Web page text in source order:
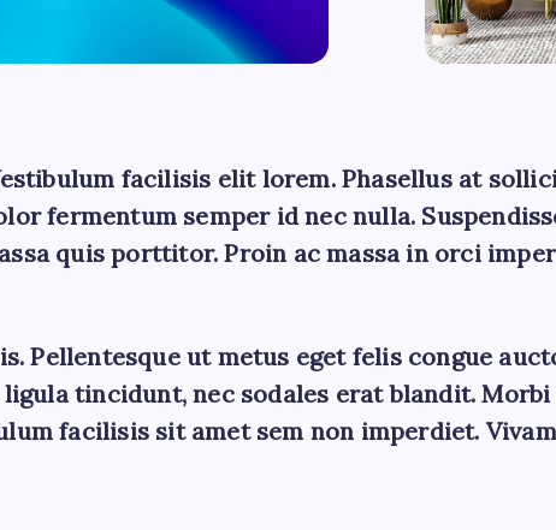
facilisis elit lorem. Phasellus at
fermentum semper id nec nulla.
quis porttitor. Proin ac massa in orci
Pellentesque ut metus eget felis congue
tincidunt, nec sodales erat blandit.
facilisis sit amet sem non imperdiet.